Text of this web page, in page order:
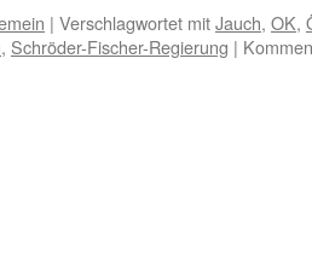
| Verschlagwortet mitJauch, OK,
, Schröder-Fischer-Regierung |